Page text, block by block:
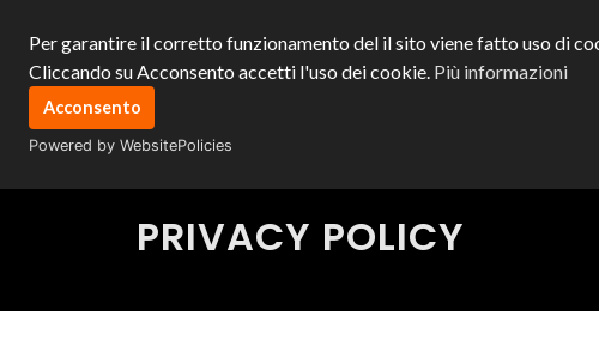
Per garantire il corretto funzionamento del il sito viene fatto uso di
Cliccando su Acconsento accetti l'uso dei cookie. Più informazioni
Acconsento
Powered by WebsitePolicies
PRIVACY POLICY